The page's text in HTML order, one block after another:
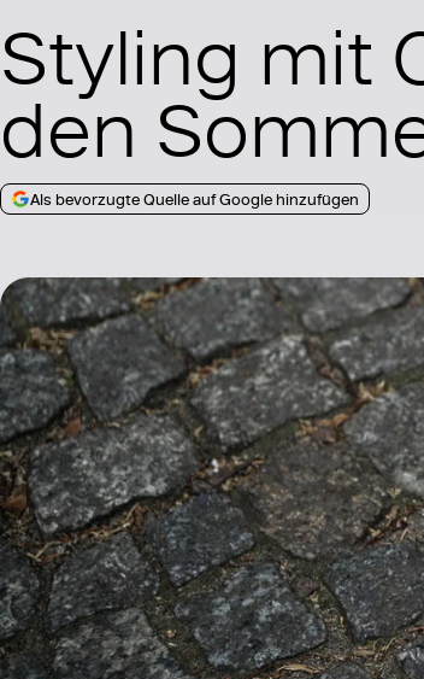
Styling mit
den
Als bevorzugte Quelle auf Google hinzufügen